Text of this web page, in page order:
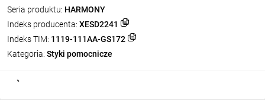
Seria produktu: HARMONY
Indeks producenta: XESD2241
Indeks TIM: 1119-111AA-GS172
Kategoria: Styki pomocnicze